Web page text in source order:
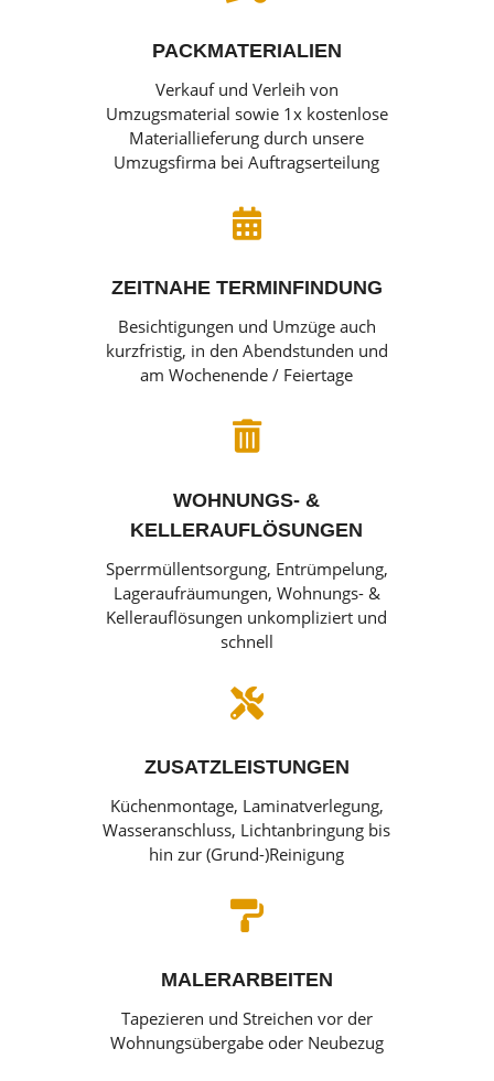
PACKMATERIALIEN
Verkauf und Verleih von
Umzugsmaterial sowie 1x kostenlose
Materiallieferung durch unsere
Umzugsfirma bei Auftragserteilung

ZEITNAHE TERMINFINDUNG
Besichtigungen und Umzüge auch
kurzfristig, in den Abendstunden und
am Wochenende / Feiertage

WOHNUNGS- &
KELLERAUFLÖSUNGEN
Sperrmüllentsorgung, Entrümpelung,
Lageraufräumungen, Wohnungs- &
Kellerauflösungen unkompliziert und
schnell

ZUSATZLEISTUNGEN
Küchenmontage, Laminatverlegung,
Wasseranschluss, Lichtanbringung bis
hin zur (Grund-)Reinigung

MALERARBEITEN
Tapezieren und Streichen vor der
Wohnungsübergabe oder Neubezug